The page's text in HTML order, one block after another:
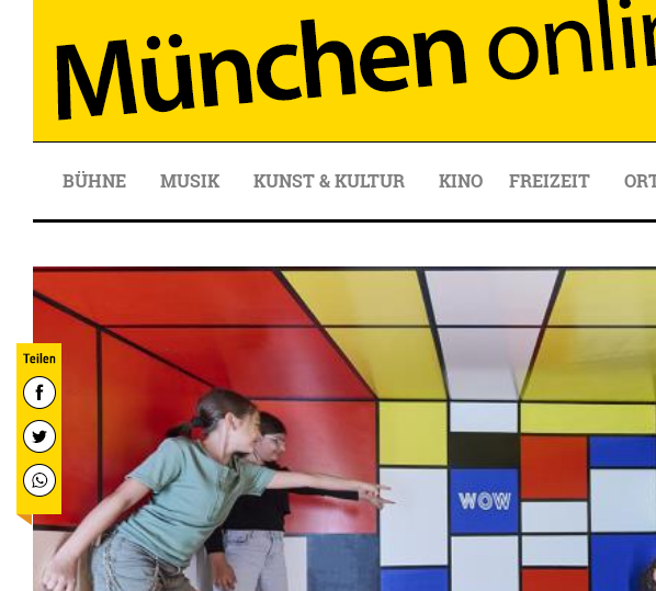
BÜHNE MUSIK KUNST & KULTUR KINO FREIZEIT